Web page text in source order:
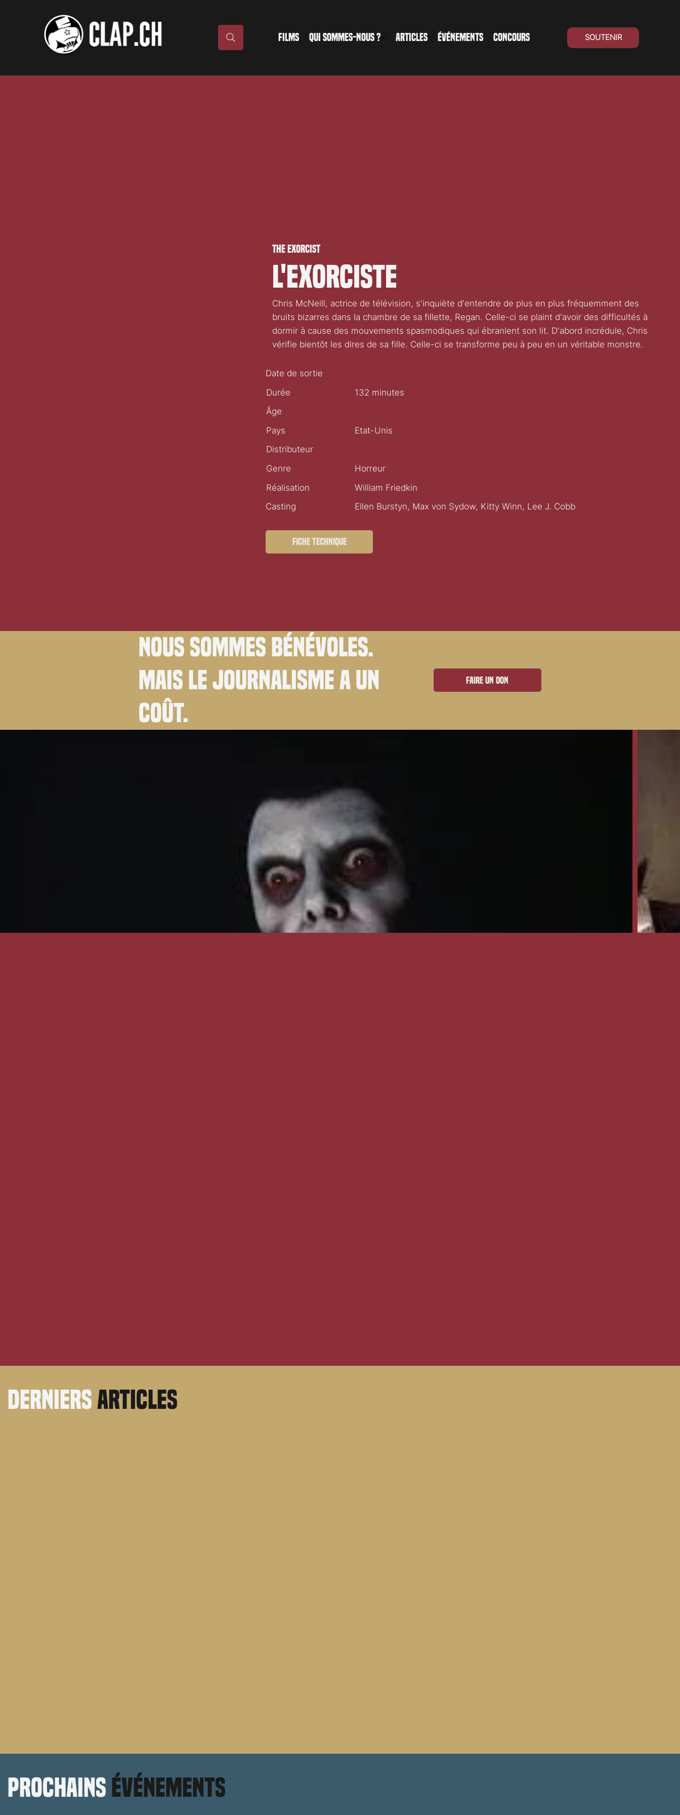
FILMS QUI SOMMES-NOUS ? ARTICLES ÉVÉNEMENTS CONCOURS SOUTENIR
The exorcist
L'exorciste
Chris McNeill, actrice de télévision, s'inquiète d'entendre de plus en plus fréquemment des
bruits bizarres dans la chambre de sa fillette, Regan. Celle-ci se plaint d'avoir des difficultés à
dormir à cause des mouvements spasmodiques qui ébranlent son lit. D'abord incrédule, Chris
vérifie bientôt les dires de sa fille. Celle-ci se transforme peu à peu en un véritable monstre.
Date de sortie
Durée
132 minutes
Âge
Pays
Etat-Unis
Distributeur
Genre
Horreur
Réalisation
William Friedkin
Casting
Ellen Burstyn, Max von Sydow, Kitty Winn, Lee J. Cobb
Fiche technique
Nous sommes bénévoles.
Mais le journalisme a un
coût.
Faire un don
derniersarticles
prochains événements